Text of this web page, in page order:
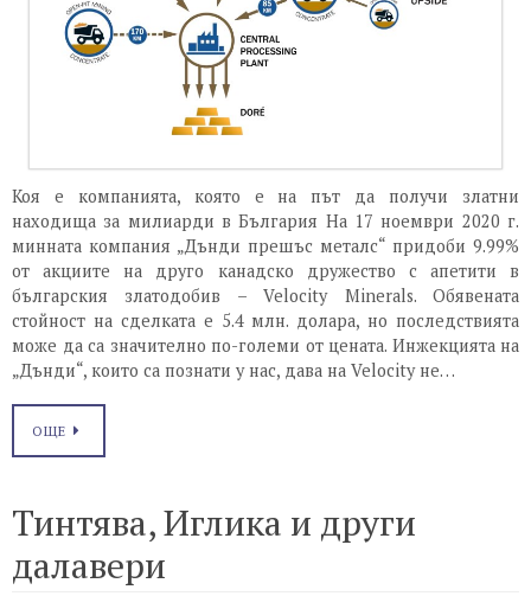
Коя е компанията, която е на път да получи златни
находища за милиарди в България На 17 ноември 2020 г.
минната компания „Дънди прешъс металс“ придоби 9.99%
от акциите на друго канадско дружество с апетити в
българския златодобив – Velocity Minerals. Обявената
стойност на сделката е 5.4 млн. долара, но последствията
може да са значително по-големи от цената. Инжекцията на
„Дънди“, които са познати у нас, дава на Velocity не…
ОЩЕ
Тинтява, Иглика и други
далавери